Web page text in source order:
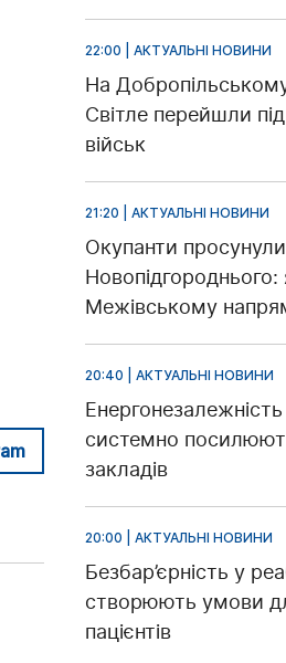
22:00 | АКТУАЛЬНІ НОВИНИ
На
Світле перейшли
військ
21:20 | АКТУАЛЬНІ НОВИНИ
Окупанти
Новопідгороднього:
Межівському
20:40 | АКТУАЛЬНІ НОВИНИ
системно
закладів
20:00 | АКТУАЛЬНІ НОВИНИ
Безбар’єрність у
створюють умови
пацієнтів